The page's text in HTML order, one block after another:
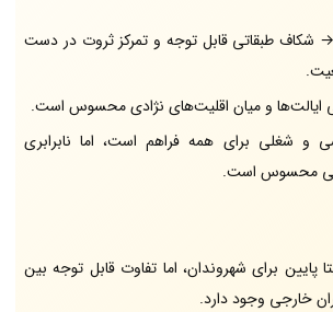
شکاف طبقاتی قابل توجه و تمرکز ثروت در دست
ایالت‌ها و میان اقلیت‌های نژادی محسوس است.
و شغلی برای همه فراهم است، اما نابرابری
محسوس است.
برای شهروندان، اما تفاوت قابل توجه بین
خارجی وجود دارد.